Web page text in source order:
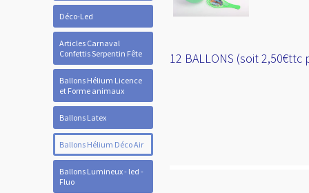
Déco-Led
Articles Carnaval
Confettis Serpentin Fête
Ballons Hélium Licence
et Forme animaux
Ballons Latex
Ballons Hélium Déco Air
Ballons Lumineux - led -
Fluo
12 BALLONS (soit 2,50€ttc